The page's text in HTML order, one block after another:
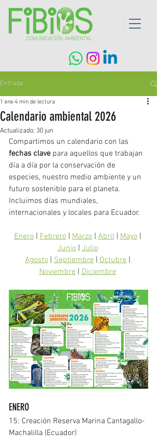
Entrada
Calendario ambiental 2026
1 ene 4 min de lectura
Actualizado: 30 jun
Compartimos un calendario con las
fechas clave para aquellos que trabajan
día a día por la conservación de
especies, nuestro medio ambiente y un
futuro sostenible para el planeta.
Incluimos días mundiales,
internacionales y locales para Ecuador.
Enero | Febrero | Marzo | Abril | Mayo |
Junio | Julio
Agosto | Septiembre | Octubre |
Noviembre | Diciembre
ENERO
15: Creación Reserva Marina Cantagallo-
Machalilla (Ecuador)